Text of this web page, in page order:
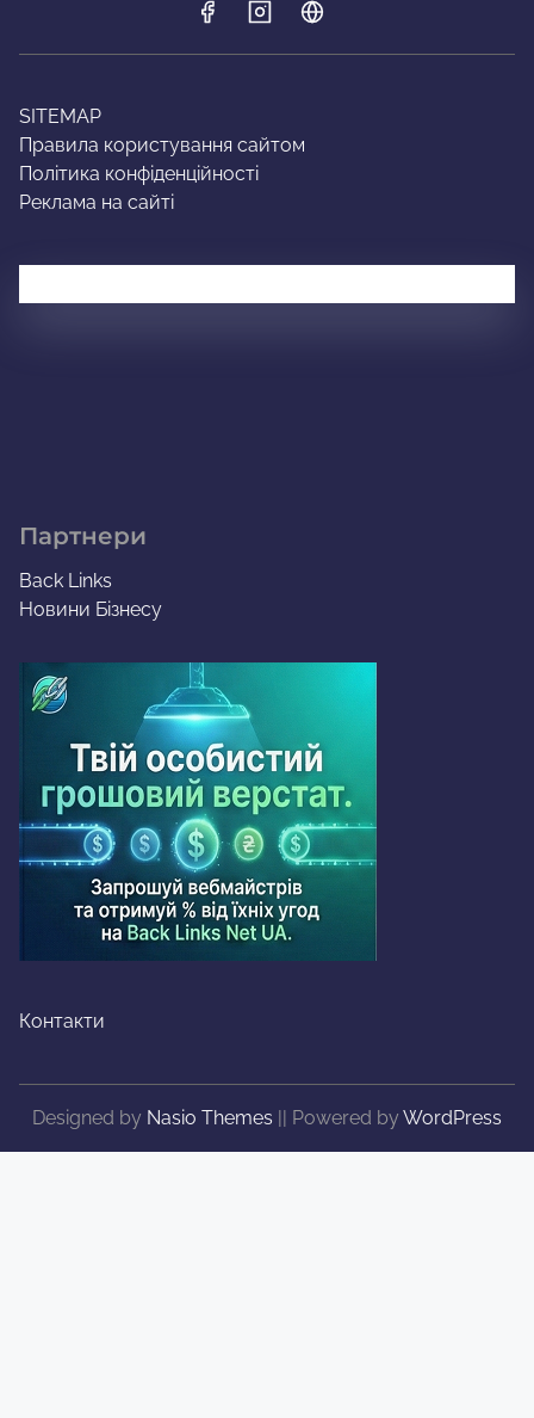
SITEMAP
Правила користування сайтом
Політика конфіденційності
Реклама на сайті
Партнери
Back Links
Новини Бізнесу
Контакти
Designed by Nasio Themes || Powered by WordPress